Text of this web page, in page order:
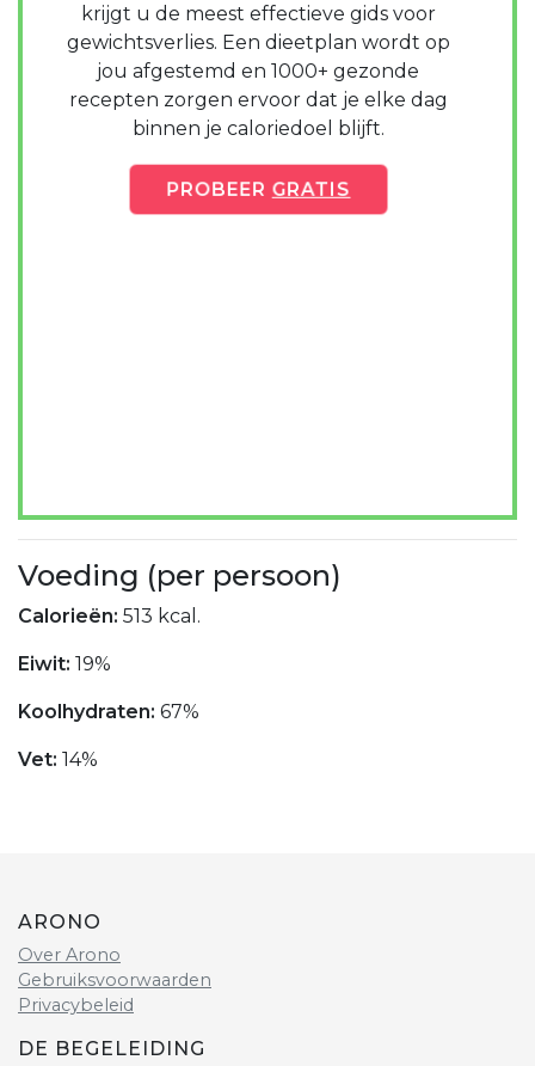
krijgt u de meest effectieve gids voor
gewichtsverlies. Een dieetplan wordt op
jou afgestemd en 1000+ gezonde
recepten zorgen ervoor dat je elke dag
binnen je caloriedoel blijft.
PROBEER GRATIS
Voeding (per persoon)
Calorieën: 513 kcal.
Eiwit: 19%
Koolhydraten: 67%
Vet: 14%
ARONO
Over Arono
Gebruiksvoorwaarden
Privacybeleid
DE BEGELEIDING